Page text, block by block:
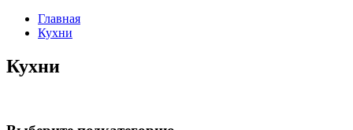
Главная
Кухни
Кухни